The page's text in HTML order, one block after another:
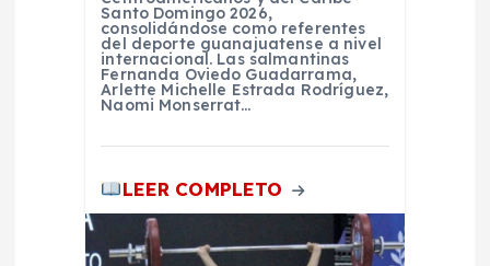
Santo Domingo 2026,
consolidándose como referentes
del deporte guanajuatense a nivel
internacional. Las salmantinas
Fernanda Oviedo Guadarrama,
Arlette Michelle Estrada Rodríguez,
Naomi Monserrat…
LEER COMPLETO